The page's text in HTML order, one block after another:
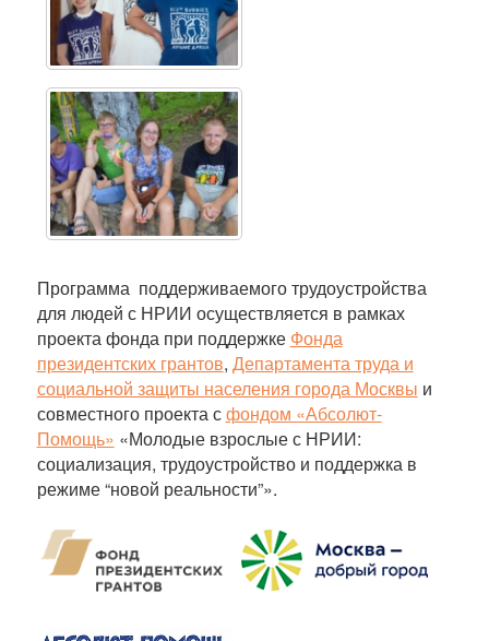
Программа поддерживаемого трудоустройства
для людей с НРИИ осуществляется в рамках
проекта фонда при поддержке Фонда
президентских грантов, Департамента труда и
социальной защиты населения города Москвы и
совместного проекта сфондом «Абсолют-
Помощь» «Молодые взрослые с НРИИ:
социализация, трудоустройство и поддержка в
режиме “новой реальности”».